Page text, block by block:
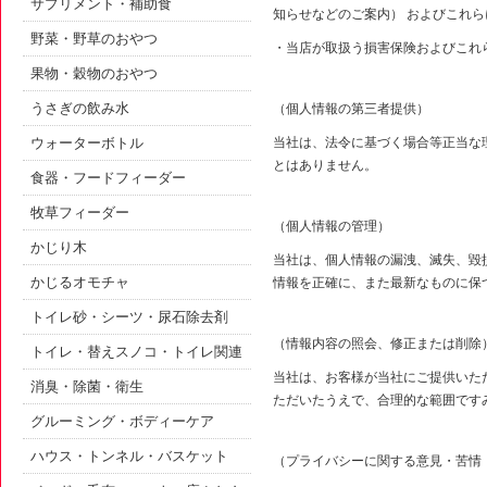
知らせなどのご案内） およびこれ
・当店が取扱う損害保険およびこ
（個人情報の第三者提供）
当社は、法令に基づく場合等正当
とはありません。
（個人情報の管理）
当社は、個人情報の漏洩、滅失、
情報を正確に、また最新なものに
（情報内容の照会、修正または削除
当社は、お客様が当社にご提供い
ただいたうえで、合理的な範囲で
（プライバシーに関する意見・苦
サプリメント・補助食
野菜・野草のおやつ
果物・穀物のおやつ
うさぎの飲み水
ウォーターボトル
食器・フードフィーダー
牧草フィーダー
かじり木
かじるオモチャ
トイレ砂・シーツ・尿石除去剤
トイレ・替えスノコ・トイレ関連
消臭・除菌・衛生
グルーミング・ボディーケア
ハウス・トンネル・バスケット